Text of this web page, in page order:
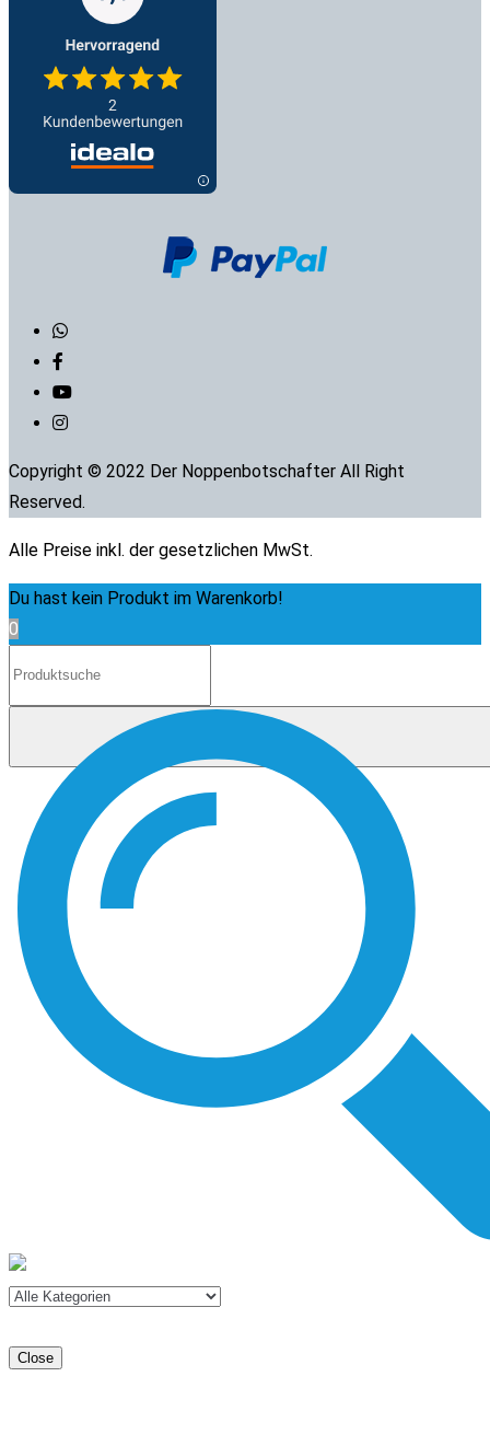
Copyright © 2022 Der Noppenbotschafter All Right
Reserved.
Alle Preise inkl. der gesetzlichen MwSt.
Du hast kein Produkt im Warenkorb!
0
Close